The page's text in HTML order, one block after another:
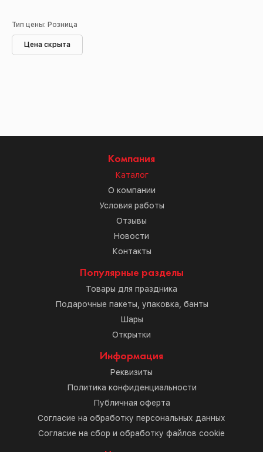
Тип цены: Розница
Цена скрыта
Компания
Каталог
О компании
Условия работы
Отзывы
Новости
Контакты
Популярные разделы
Товары для праздника
Подарочные пакеты, упаковка, банты
Шары
Открытки
Информация
Реквизиты
Политика конфиденциальности
Публичная оферта
Согласие на обработку персональных данных
Согласие на сбор и обработку файлов cookie